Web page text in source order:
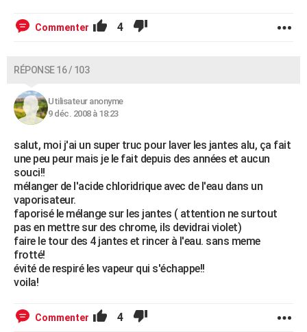
Commenter 4
RÉPONSE 16 / 103
Utilisateur anonyme
9 déc. 2008 à 18:23
salut, moi j'ai un super truc pour laver les jantes alu, ça fait
une peu peur mais je le fait depuis des années et aucun
souci!!
mélanger de l'acide chloridrique avec de l'eau dans un
vaporisateur.
faporisé le mélange sur les jantes ( attention ne surtout
pas en mettre sur des chrome, ils devidrai violet)
faire le tour des 4 jantes et rincer à l'eau. sans meme
frotté!
évité de respiré les vapeur qui s'échappe!!
voila!
Commenter 4